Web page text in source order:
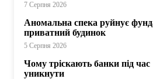
7 Серпня 2026
Аномальна спека руйнує
приватний будинок
5 Серпня 2026
Чому тріскають банки під
уникнути